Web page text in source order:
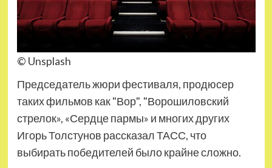
© Unsplash
Председатель жюри фестиваля, продюсер
таких фильмов как "Вор", "Ворошиловский
стрелок», «Сердце пармы» и многих других
Игорь Толстунов рассказал ТАСС, что
выбирать победителей было крайне сложно.